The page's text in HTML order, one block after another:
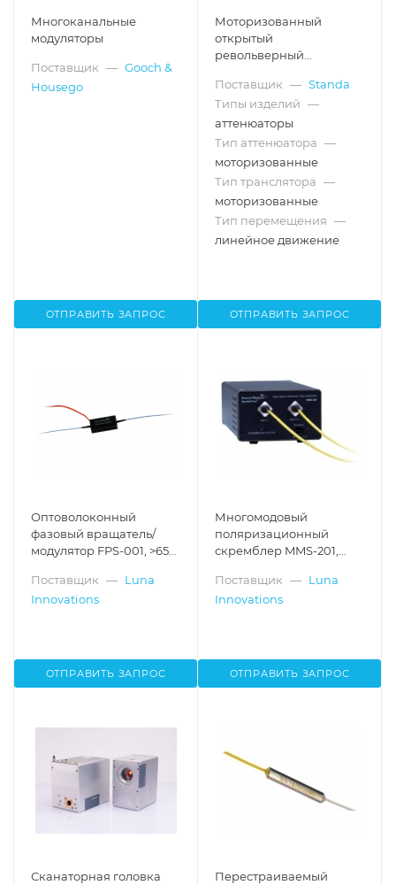
Многоканальные
модуляторы
Поставщик — Gooch &
Housego
ОТПРАВИТЬ ЗАПРОС
Моторизованный
открытый
револьверный
Ø20/25.4 мм
Поставщик — Standa
Типы изделий —
аттенюаторы
Тип аттенюатора —
моторизованные
Тип транслятора —
моторизованные
Тип перемещения —
линейное движение
ОТПРАВИТЬ ЗАПРОС
Оптоволоконный
фазовый вращатель/
модулятор FPS-001, >65
Поставщик — Luna
Innovations
ОТПРАВИТЬ ЗАПРОС
Многомодовый
поляризационный
скремблер MMS-201,
Поставщик — Luna
Innovations
ОТПРАВИТЬ ЗАПРОС
Сканаторная головка
Перестраиваемый